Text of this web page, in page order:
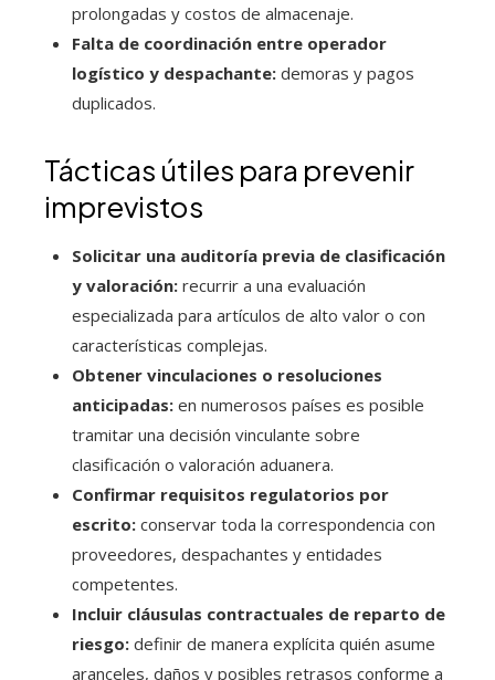
prolongadas y costos de almacenaje.
Falta de coordinación entre operador
logístico y despachante: demoras y pagos
duplicados.
Tácticas útiles para prevenir
imprevistos
Solicitar una auditoría previa de clasificación
y valoración: recurrir a una evaluación
especializada para artículos de alto valor o con
características complejas.
Obtener vinculaciones o resoluciones
anticipadas: en numerosos países es posible
tramitar una decisión vinculante sobre
clasificación o valoración aduanera.
Confirmar requisitos regulatorios por
escrito: conservar toda la correspondencia con
proveedores, despachantes y entidades
competentes.
Incluir cláusulas contractuales de reparto de
riesgo: definir de manera explícita quién asume
aranceles, daños y posibles retrasos conforme a